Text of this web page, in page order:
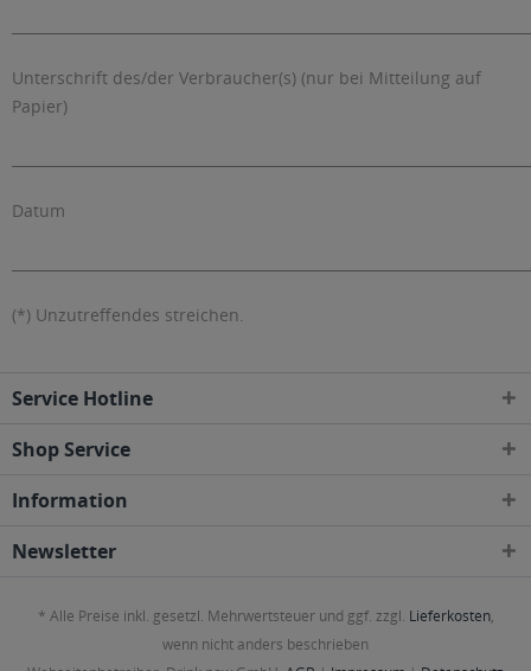
Unterschrift des/der Verbraucher(s) (nur bei Mitteilung auf
Papier)
Datum
(*) Unzutreffendes streichen.
Service Hotline
Shop Service
Information
Newsletter
* Alle Preise inkl. gesetzl. Mehrwertsteuer und ggf. zzgl. Lieferkosten,
wenn nicht anders beschrieben